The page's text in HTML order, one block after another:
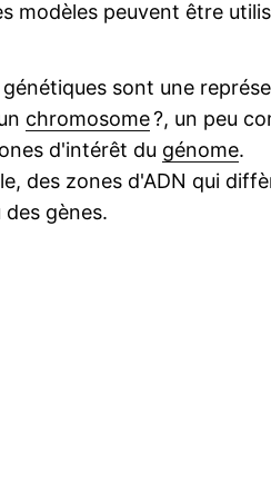
modèles peuvent être
sont une
chromosome?, un peu
d'intérêt du génome.
des zones d'ADN qui
des gènes.